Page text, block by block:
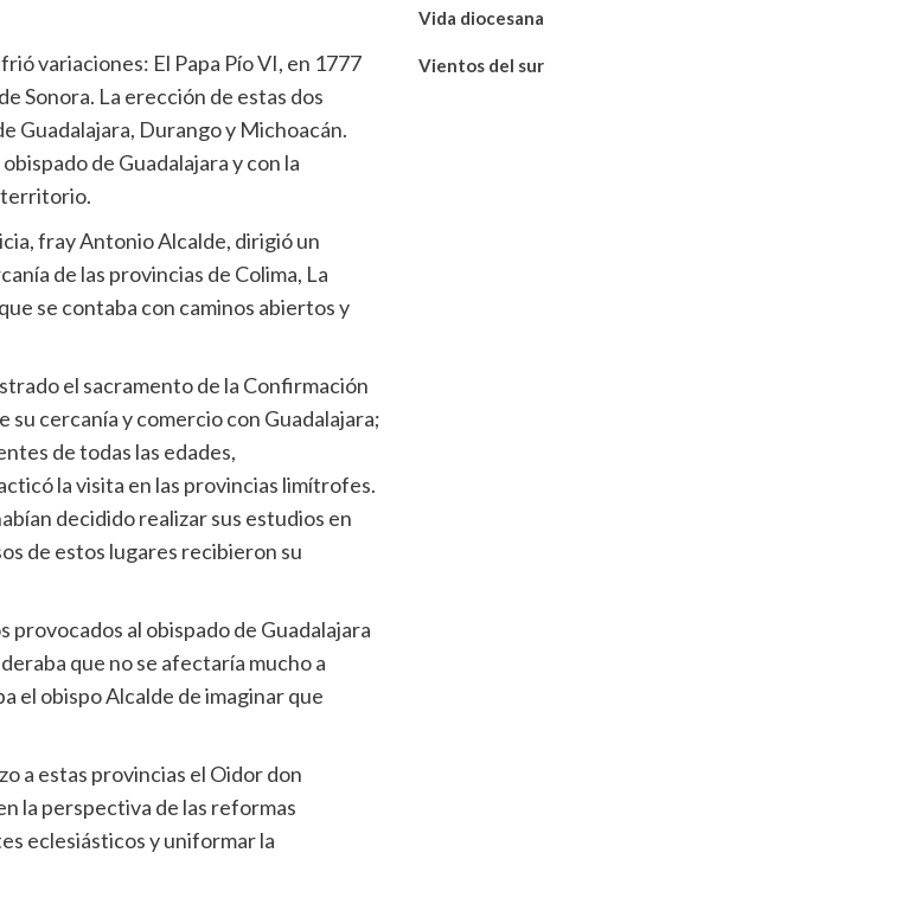
variaciones: El Papa Pío VI, en 1777
Sonora. La erección de estas dos
Guadalajara, Durango y Michoacán.
de Guadalajara y con la
territorio.
fray Antonio Alcalde, dirigió un
de las provincias de Colima, La
se contaba con caminos abiertos y
el sacramento de la Confirmación
su cercanía y comercio con Guadalajara;
de todas las edades,
la visita en las provincias limítrofes.
decidido realizar sus estudios en
de estos lugares recibieron su
provocados al obispado de Guadalajara
que no se afectaría mucho a
el obispo Alcalde de imaginar que
a estas provincias el Oidor don
la perspectiva de las reformas
eclesiásticos y uniformar la
Vida diocesana
Vientos del sur